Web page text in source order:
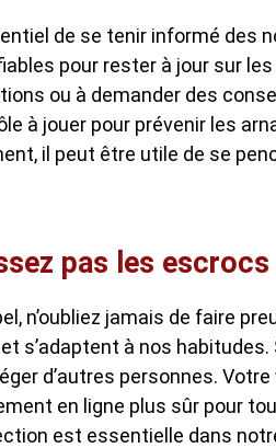
de se tenir informé des
pour rester à jour sur
ou à demander des
à jouer pour prévenir les
il peut être utile de se
pas les
n’oubliez jamais de faire
et s’adaptent à nos
d’autres personnes.
en ligne plus sûr pour
est essentielle dans